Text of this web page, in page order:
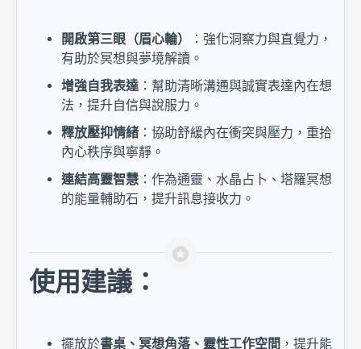
開啟第三眼（眉心輪）
：強化洞察力與直覺力，
有助於冥想與夢境解讀。
增強自我表達：幫助清晰溝通與誠實表達內在想
法，提升自信與說服力。
釋放壓抑情緒 ：協助舒緩內在衝突與壓力，重拾
內心秩序與寧靜。
連結高靈智慧 ：作為通靈、水晶占卜、塔羅冥想
的能量輔助石，提升訊息接收力。
使用建議：
擺放於書桌、冥想角落、靈性工作空間 ，提升能